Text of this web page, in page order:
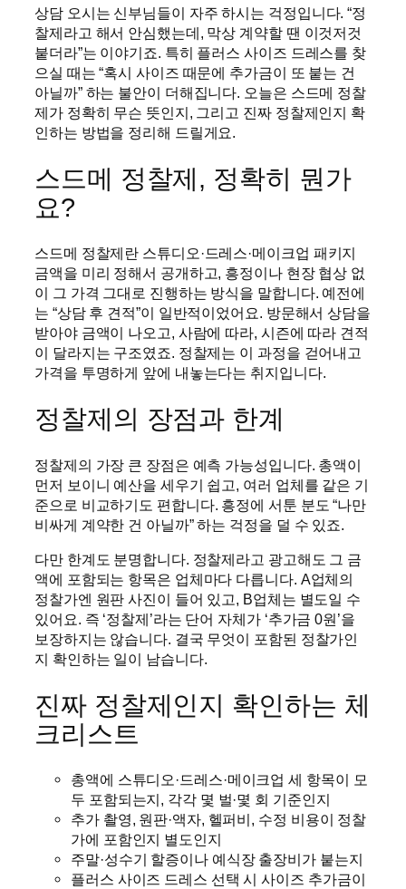
상담 오시는 신부님들이 자주 하시는 걱정입니다. “정
찰제라고 해서 안심했는데, 막상 계약할 땐 이것저것
붙더라”는 이야기죠. 특히 플러스 사이즈 드레스를 찾
으실 때는 “혹시 사이즈 때문에 추가금이 또 붙는 건
아닐까” 하는 불안이 더해집니다. 오늘은 스드메 정찰
제가 정확히 무슨 뜻인지, 그리고 진짜 정찰제인지 확
인하는 방법을 정리해 드릴게요.
스드메 정찰제, 정확히 뭔가
요?
스드메 정찰제란 스튜디오·드레스·메이크업 패키지
금액을 미리 정해서 공개하고, 흥정이나 현장 협상 없
이 그 가격 그대로 진행하는 방식을 말합니다. 예전에
는 “상담 후 견적”이 일반적이었어요. 방문해서 상담을
받아야 금액이 나오고, 사람에 따라, 시즌에 따라 견적
이 달라지는 구조였죠. 정찰제는 이 과정을 걷어내고
가격을 투명하게 앞에 내놓는다는 취지입니다.
정찰제의 장점과 한계
정찰제의 가장 큰 장점은 예측 가능성입니다. 총액이
먼저 보이니 예산을 세우기 쉽고, 여러 업체를 같은 기
준으로 비교하기도 편합니다. 흥정에 서툰 분도 “나만
비싸게 계약한 건 아닐까” 하는 걱정을 덜 수 있죠.
다만 한계도 분명합니다. 정찰제라고 광고해도 그 금
액에 포함되는 항목은 업체마다 다릅니다. A업체의
정찰가엔 원판 사진이 들어 있고, B업체는 별도일 수
있어요. 즉 ‘정찰제’라는 단어 자체가 ‘추가금 0원’을
보장하지는 않습니다. 결국 무엇이 포함된 정찰가인
지 확인하는 일이 남습니다.
진짜 정찰제인지 확인하는 체
크리스트
총액에 스튜디오·드레스·메이크업 세 항목이 모
두 포함되는지, 각각 몇 벌·몇 회 기준인지
추가 촬영, 원판·액자, 헬퍼비, 수정 비용이 정찰
가에 포함인지 별도인지
주말·성수기 할증이나 예식장 출장비가 붙는지
플러스 사이즈 드레스 선택 시 사이즈 추가금이